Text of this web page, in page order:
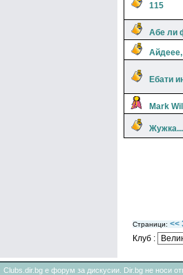
115
Абе ли
Ебати
Mark
Страници: <<
Клуб :
Clubs.dir.bg е форум за дискусии. Dir.bg не носи